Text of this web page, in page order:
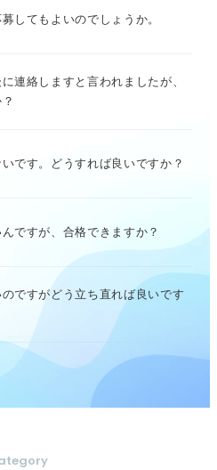
してもよいのでしょうか。
連絡しますと言われましたが、
です。どうすれば良いですか？
ですが、合格できますか？
ですがどう立ち直れば良いです